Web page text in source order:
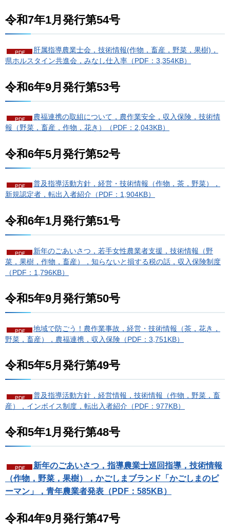
令和7年1月発行第54号
肝属指導農業士会，技術情報(作物，畜産，野菜，果樹)，
県ホルスタイン共進会，みなし仕入率（PDF：3,354KB）
令和6年9月発行第53号
農福連携の取組について，農作業安全，収入保険，技術情
報（野菜，畜産，作物，花き）（PDF：2,043KB）
令和6年5月発行第52号
普及指導活動方針，経営・技術情報（作物，茶，野菜），
新規認定者，転出入者紹介（PDF：1,904KB）
令和6年1月発行第51号
新年のごあいさつ，若手女性農業者支援，技術情報（野
菜，果樹，作物，畜産），知らないと損する税の話，収入保険制度
（PDF：1,796KB）
令和5年9月発行第50号
地域で防ごう！農作業事故，経営・技術情報（茶，花き，
野菜，畜産），農福連携，収入保険（PDF：3,751KB）
令和5年5月発行第49号
普及指導活動方針，経営情報，技術情報（作物，野菜，畜
産），インボイス制度，転出入者紹介（PDF：977KB）
令和5年1月発行第48号
新年のごあいさつ，指導農業士巡回指導，技術情報
（作物，野菜，果樹），かごしまブランド「かごしまのピ
ーマン」，青年農業者発表（PDF：585KB）
令和4年9月発行第47号